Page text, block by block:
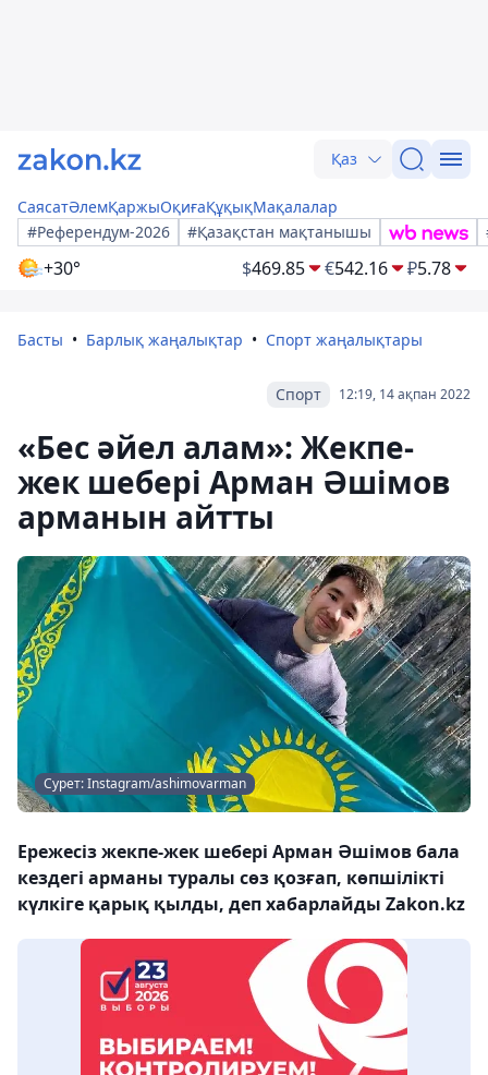
Қаз
СаясатӘлемҚаржыОқиғаҚұқықМақалалар
#Референдум-2026
#Қазақстан мақтанышы
+30° $469.85 €542.16 ₽5.78
Басты Барлық жаңалықтар Спорт жаңалықтары
12:19, 14 ақпан 2022
Спорт
«Бес әйел алам»: Жекпе-
жек шебері Арман Әшімов
арманын айтты
Сурет: Instagram/ashimovarman
Ережесіз жекпе-жек шебері Арман Әшімов бала
кездегі арманы туралы сөз қозғап, көпшілікті
күлкіге қарық қылды, деп хабарлайды Zakon.kz